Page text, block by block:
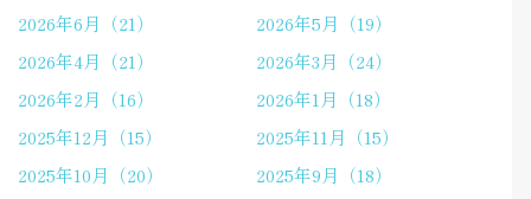
2026年6月（21）
2026年5月（19）
2026年4月（21）
2026年3月（24）
2026年2月（16）
2026年1月（18）
2025年12月（15）
2025年11月（15）
2025年10月（20）
2025年9月（18）